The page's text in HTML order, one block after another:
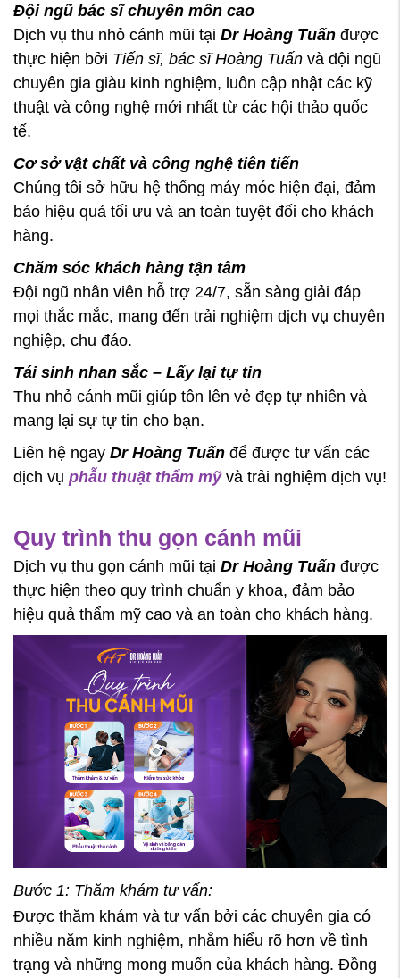
Đội ngũ bác sĩ chuyên môn cao
Dịch vụ thu nhỏ cánh mũi tại Dr Hoàng Tuấn được
thực hiện bởi Tiến sĩ, bác sĩ Hoàng Tuấn và đội ngũ
chuyên gia giàu kinh nghiệm, luôn cập nhật các kỹ
thuật và công nghệ mới nhất từ các hội thảo quốc
tế.
Cơ sở vật chất và công nghệ tiên tiến
Chúng tôi sở hữu hệ thống máy móc hiện đại, đảm
bảo hiệu quả tối ưu và an toàn tuyệt đối cho khách
hàng.
Chăm sóc khách hàng tận tâm
Đội ngũ nhân viên hỗ trợ 24/7, sẵn sàng giải đáp
mọi thắc mắc, mang đến trải nghiệm dịch vụ chuyên
nghiệp, chu đáo.
Tái sinh nhan sắc – Lấy lại tự tin
Thu nhỏ cánh mũi giúp tôn lên vẻ đẹp tự nhiên và
mang lại sự tự tin cho bạn.
Liên hệ ngay Dr Hoàng Tuấn để được tư vấn các
dịch vụ phẫu thuật thẩm mỹvà trải nghiệm dịch vụ!
Quy trình thu gọn cánh mũi
Dịch vụ thu gọn cánh mũi tại Dr Hoàng Tuấn được
thực hiện theo quy trình chuẩn y khoa, đảm bảo
hiệu quả thẩm mỹ cao và an toàn cho khách hàng.
Bước 1: Thăm khám tư vấn:
Được thăm khám và tư vấn bởi các chuyên gia có
nhiều năm kinh nghiệm, nhằm hiểu rõ hơn về tình
trạng và những mong muốn của khách hàng. Đồng